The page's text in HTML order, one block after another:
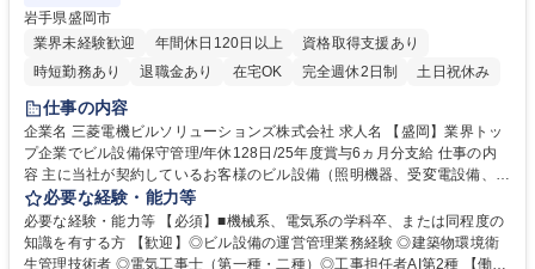
岩手県盛岡市
業界未経験歓迎
年間休日120日以上
資格取得支援あり
時短勤務あり
退職金あり 在宅OK 完全週休2日制 土日祝休み
仕事の内容
企業名 三菱電機ビルソリューションズ株式会社 求人名 【盛岡】業界トッ
プ企業でビル設備保守管理/年休128日/25年度賞与6ヵ月分支給 仕事の内
容 主に当社が契約しているお客様のビル設備（照明機器、受変電設備、ビ
ル管理システム等）の維持管理業務を担当していただきます。※現場へ行
くことはありますが、工事作業は別部署が行うためございません。 【業務
内容】岩手県内の当社契約のお客様ビルにて、受変電設備、ビル管理シス
テム等の保守・修理を、協力会社と連携し実施いただきます。 上記以外に
必要な経験・能力等
必要な経験・能力等 【必須】■機械系、電気系の学科卒、または同程度の
知識を有する方 【歓迎】◎ビル設備の運営管理業務経験 ◎建築物環境衛
生管理技術者 ◎電気工事士（第一種・二種）◎工事担任者AI第2種 【働き